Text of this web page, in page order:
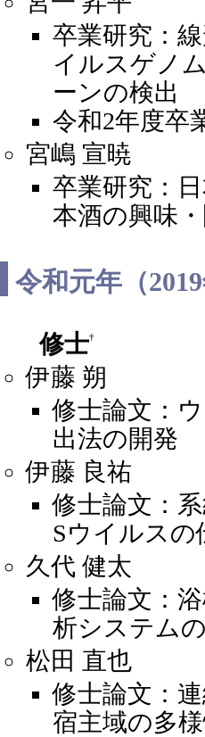
卒業研究：
イルスゲノ
ーンの検出
令和2年度卒
宮嶋 宣暁
卒業研究：
本酒の興味
令和元年（
修士†
伊藤 朔
修士論文：
出法の開発
伊藤 良祐
修士論文：
Sウイルス
久代 健太
修士論文：
析システム
松田 直也
修士論文：
宿主域の多